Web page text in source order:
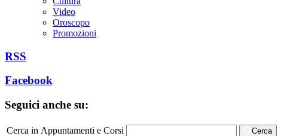
Video
Oroscopo
Promozioni
RSS
Facebook
Seguici anche su:
Cerca in Appuntamenti e Corsi Cerca